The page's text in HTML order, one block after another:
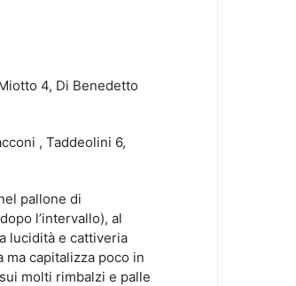
4, Di Benedetto
, Taddeolini 6,
pallone di
l’intervallo), al
lucidità e cattiveria
ma capitalizza poco in
molti rimbalzi e palle